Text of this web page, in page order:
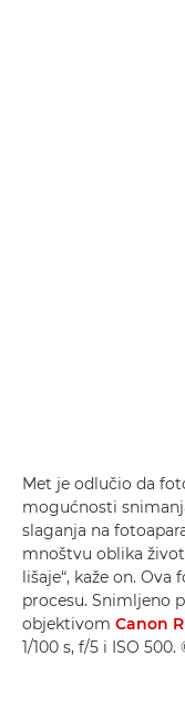
Met je odlučio da
mogućnosti
slaganja na
mnoštvu oblika
lišaje“, kaže on.
procesu. Snimljeno
objektivom Canon
1/100 s, f/5 i ISO